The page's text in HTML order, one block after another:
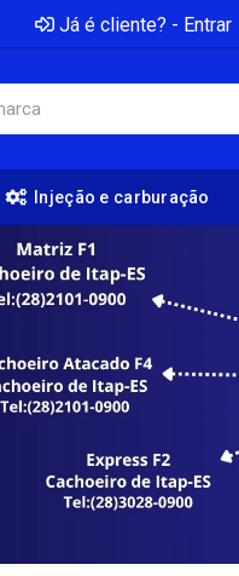
Já é cliente? - Entrar
Injeção e carburação